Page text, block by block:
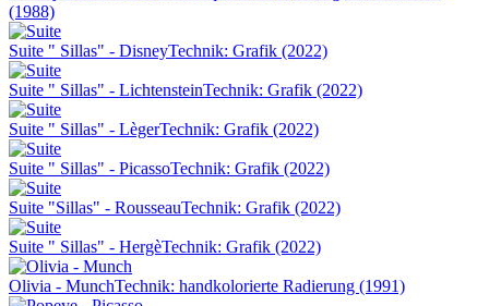
(1988)
Suite " Sillas" - DisneyTechnik: Grafik (2022)
Suite " Sillas" - LichtensteinTechnik: Grafik (2022)
Suite " Sillas" - LègerTechnik: Grafik (2022)
Suite " Sillas" - PicassoTechnik: Grafik (2022)
Suite "Sillas" - RousseauTechnik: Grafik (2022)
Suite " Sillas" - HergèTechnik: Grafik (2022)
Olivia - MunchTechnik: handkolorierte Radierung (1991)